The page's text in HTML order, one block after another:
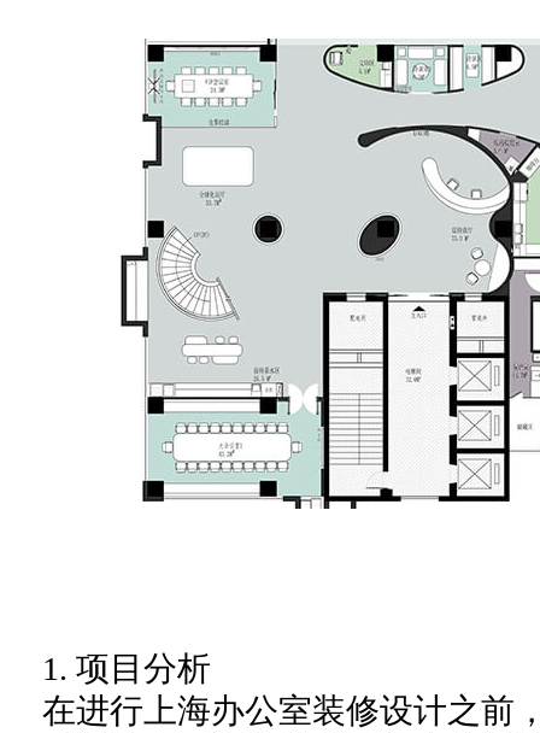
1. 项目分析
在进行上海办公室装修设计之前